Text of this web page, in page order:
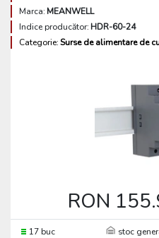
Marca:MEANWELL
Indice producător:HDR-60-24
Categorie:Surse de alimentare de
RON
17 buc stoc